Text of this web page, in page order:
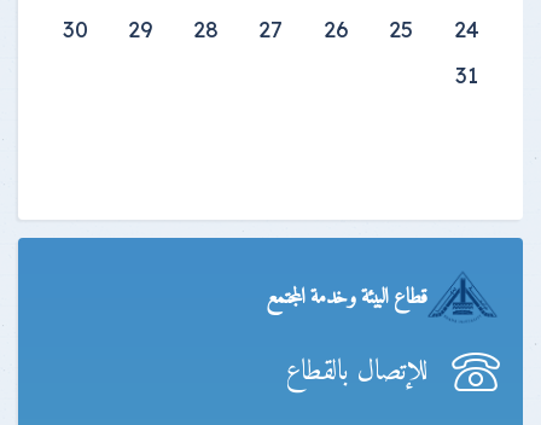
24
25
26
27
28
29
30
31
قطاع البيئة وخدمة المجتمع
للإتصال بالقطاع